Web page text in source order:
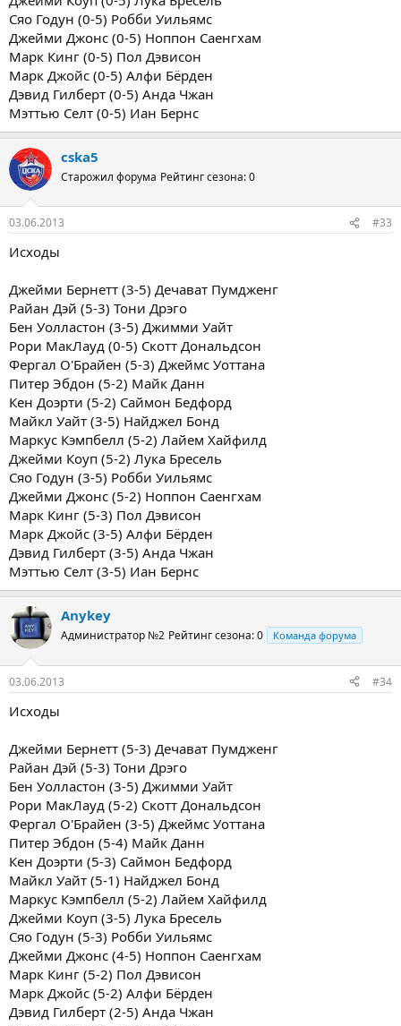
Сяо Годун (0-5) Робби Уильямс
Джейми Джонс (0-5) Ноппон Саенгхам
Марк Кинг (0-5) Пол Дэвисон
Марк Джойс (0-5) Алфи Бёрден
Дэвид Гилберт (0-5) Анда Чжан
Мэттью Селт (0-5) Иан Бернс
cska5
Старожил форума Рейтинг сезона: 0
03.06.2013 #33
Исходы
Джейми Бернетт (3-5) Дечават Пумдженг
Райан Дэй (5-3) Тони Дрэго
Бен Уолластон (3-5) Джимми Уайт
Рори МакЛауд (0-5) Скотт Дональдсон
Фергал О'Брайен (5-3) Джеймс Уоттана
Питер Эбдон (5-2) Майк Данн
Кен Доэрти (5-2) Саймон Бедфорд
Майкл Уайт (3-5) Найджел Бонд
Маркус Кэмпбелл (5-2) Лайем Хайфилд
Джейми Коуп (5-2) Лука Бресель
Сяо Годун (3-5) Робби Уильямс
Джейми Джонс (5-2) Ноппон Саенгхам
Марк Кинг (5-3) Пол Дэвисон
Марк Джойс (3-5) Алфи Бёрден
Дэвид Гилберт (3-5) Анда Чжан
Мэттью Селт (3-5) Иан Бернс
Anykey
Администратор №2 Рейтинг сезона: 0 Команда форума
03.06.2013 #34
Исходы
Джейми Бернетт (5-3) Дечават Пумдженг
Райан Дэй (5-3) Тони Дрэго
Бен Уолластон (3-5) Джимми Уайт
Рори МакЛауд (5-2) Скотт Дональдсон
Фергал О'Брайен (3-5) Джеймс Уоттана
Питер Эбдон (5-4) Майк Данн
Кен Доэрти (5-3) Саймон Бедфорд
Майкл Уайт (5-1) Найджел Бонд
Маркус Кэмпбелл (5-2) Лайем Хайфилд
Джейми Коуп (3-5) Лука Бресель
Сяо Годун (5-3) Робби Уильямс
Джейми Джонс (4-5) Ноппон Саенгхам
Марк Кинг (5-2) Пол Дэвисон
Марк Джойс (5-2) Алфи Бёрден
Дэвид Гилберт (2-5) Анда Чжан